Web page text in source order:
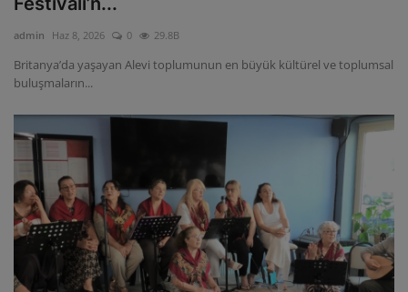
ULUSLARARASI
SAĞLIK VE YAŞAM TARZI
SPOR
SEYAHAT
admin Haz 8, 2026 0 29.8B
Britanya’da yaşayan Alevi toplumunun en büyük kültürel ve toplumsal
buluşmaların...